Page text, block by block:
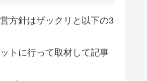
方針はザックリと以下の3
トに行って取材して記事